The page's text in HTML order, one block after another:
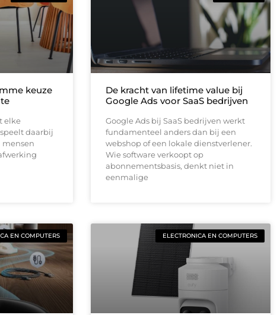
keuze
elke
daarbij
mensen
De kracht van lifetime value bij
Google Ads voor SaaS bedrijven
Google Ads bij SaaS bedrijven werkt
fundamenteel anders dan bij een
webshop of een lokale dienstverlener.
Wie software verkoopt op
abonnementsbasis, denkt niet in
eenmalige
EN COMPUTERS ELECTRONICA EN COMPUTERS